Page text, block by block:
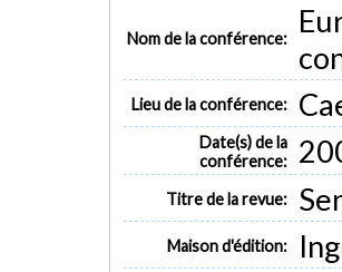
Nom de la conférence:
Lieu de la conférence:
Date(s) de la
conférence:
Titre de la revue:
Maison d'édition: